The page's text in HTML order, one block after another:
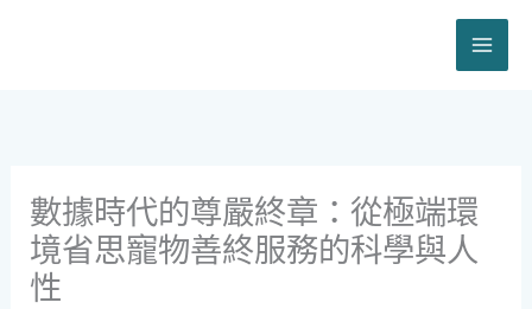
數據時代的尊嚴終章：從極端環
境省思寵物善終服務的科學與人
性